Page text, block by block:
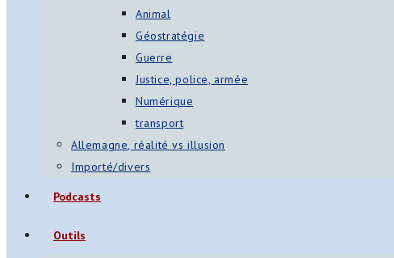
Animal
Géostratégie
Guerre
Justice, police, armée
Numérique
transport
Allemagne, réalité vs illusion
Importé/divers
Podcasts
Outils